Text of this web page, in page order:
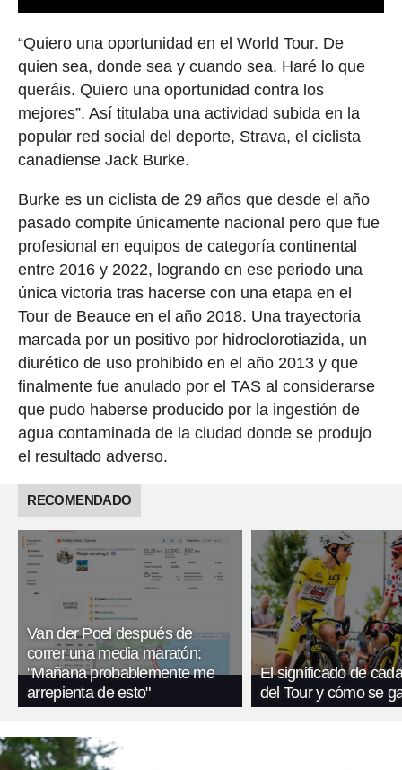
“Quiero una oportunidad en el World Tour. De
quien sea, donde sea y cuando sea. Haré lo que
queráis. Quiero una oportunidad contra los
mejores”. Así titulaba una actividad subida en la
popular red social del deporte, Strava, el ciclista
canadiense Jack Burke.
Burke es un ciclista de 29 años que desde el año
pasado compite únicamente nacional pero que fue
profesional en equipos de categoría continental
entre 2016 y 2022, logrando en ese periodo una
única victoria tras hacerse con una etapa en el
Tour de Beauce en el año 2018. Una trayectoria
marcada por un positivo por hidroclorotiazida, un
diurético de uso prohibido en el año 2013 y que
finalmente fue anulado por el TAS al considerarse
que pudo haberse producido por la ingestión de
agua contaminada de la ciudad donde se produjo
el resultado adverso.
RECOMENDADO
Van der Poel después de
correr una media maratón:
"Mañana probablemente me
arrepienta de esto"
El significado de
del Tour y cómo se